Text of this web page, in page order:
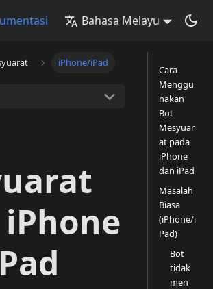
Bahasa Melayu
iPhone/iPad
Cara
Menggu
nakan
Bot
Mesyuar
at pada
iPhone
dan iPad
Masalah
Biasa
(iPhone/i
Pad)
Bot
tidak
men